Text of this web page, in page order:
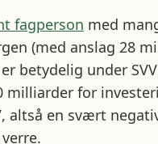
fagperson med
(med anslag 28
betydelig under
milliarder for
altså en svært